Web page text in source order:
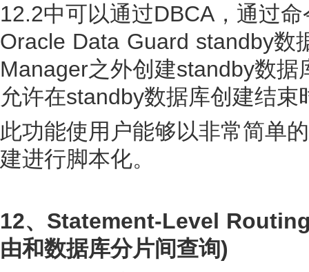
12.2中可以通过DBCA，通过
Oracle Data Guard standby数
Manager之外创建standby数
允许在standby数据库创建结束
此功能使用户能够以非常简单
建进行脚本化。
12、Statement-Level
由和数据库分片间查询)